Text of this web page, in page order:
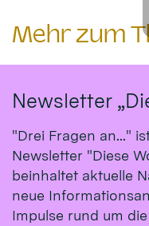
Mehr zum
Newsletter
"Drei Fragen an..."
Newsletter "Diese
beinhaltet aktuelle
neue
Impulse rund um